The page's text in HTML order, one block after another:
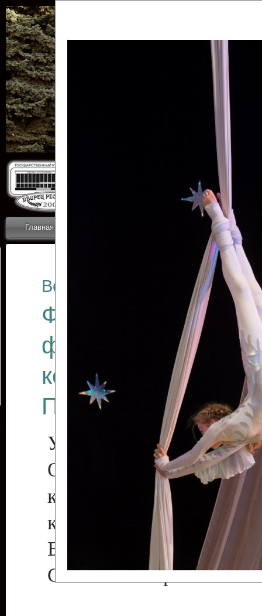
Главная Новости
ОТЧЕТЫ ГКЦ
Все отчеты
Финал
фестиваля
коллективов
Приднестровского
Участники фестиваля:
Образцовый
коллектив
культуры с.
Бендеры ,
Светлана Георгиевна